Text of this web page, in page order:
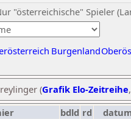
"österreichische" Spieler
Burgenland
(Grafik Elo-Zeitreihe,
bdld rd